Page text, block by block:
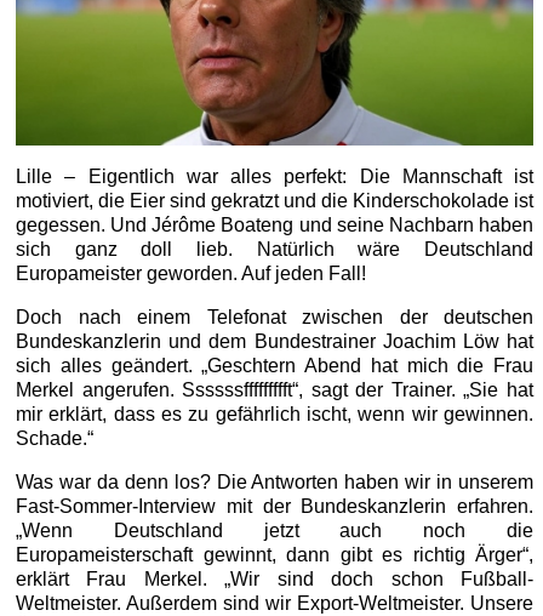
Lille – Eigentlich war alles perfekt: Die Mannschaft ist
motiviert, die Eier sind gekratzt und die Kinderschokolade ist
gegessen. Und Jérôme Boateng und seine Nachbarn haben
sich ganz doll lieb. Natürlich wäre Deutschland
Europameister geworden. Auf jeden Fall!
Doch nach einem Telefonat zwischen der deutschen
Bundeskanzlerin und dem Bundestrainer Joachim Löw hat
sich alles geändert. „Geschtern Abend hat mich die Frau
Merkel angerufen. Ssssssffffffffft“, sagt der Trainer. „Sie hat
mir erklärt, dass es zu gefährlich ischt, wenn wir gewinnen.
Schade.“
Was war da denn los? Die Antworten haben wir in unserem
Fast-Sommer-Interview mit der Bundeskanzlerin erfahren.
„Wenn Deutschland jetzt auch noch die
Europameisterschaft gewinnt, dann gibt es richtig Ärger“,
erklärt Frau Merkel. „Wir sind doch schon Fußball-
Weltmeister. Außerdem sind wir Export-Weltmeister. Unsere